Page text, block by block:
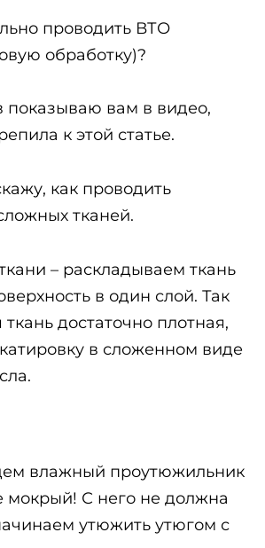
проводить ВТО
обработку)?
показываю вам в видео,
к этой статье.
как проводить
тканей.
– раскладываем ткань
в один слой. Так
ткань достаточно плотная,
в сложенном виде
влажный проутюжильник
мокрый! С него не должна
утюжить утюгом с